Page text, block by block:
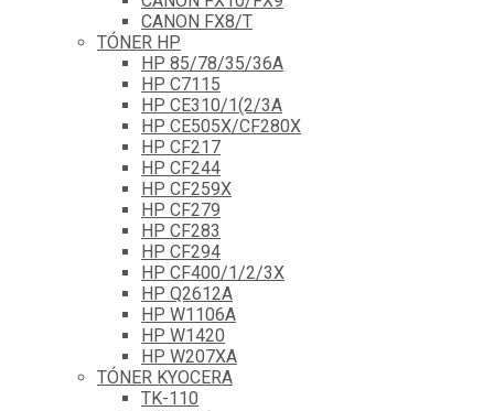
CANON FX8/T
TÓNER HP
HP 85/78/35/36A
HP C7115
HP CE310/1(2/3A
HP CE505X/CF280X
HP CF217
HP CF244
HP CF259X
HP CF279
HP CF283
HP CF294
HP CF400/1/2/3X
HP Q2612A
HP W1106A
HP W1420
HP W207XA
TÓNER KYOCERA
TK-110